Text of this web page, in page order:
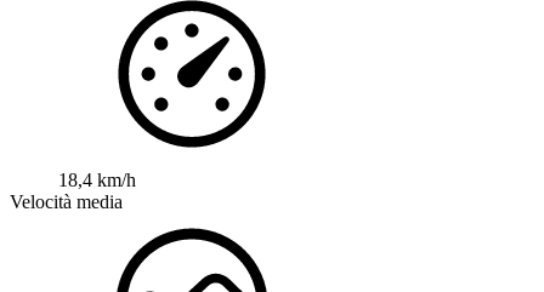
18,4 km/h
Velocità media